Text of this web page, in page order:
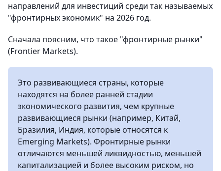
направлений для инвестиций среди так называемых
"фронтирных экономик" на 2026 год.
Cначала поясним, что такое "фронтирные рынки"
(Frontier Markets).
Это развивающиеся страны, которые
находятся на более ранней стадии
экономического развития, чем крупные
развивающиеся рынки (например, Китай,
Бразилия, Индия, которые относятся к
Emerging Markets). Фронтирные рынки
отличаются меньшей ликвидностью, меньшей
капитализацией и более высоким риском, но